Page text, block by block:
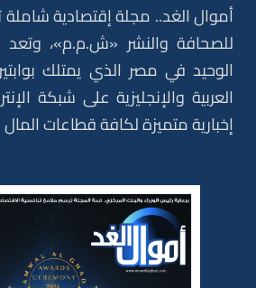
أموال الغد.. مجلة إقتصادية
للصحافة والنشر «ش.م.م»، وتعد
الوحيد في مصر الذي يمتلك بوابتين
العربية والإنجليزية على شبكة
إخبارية متميزة لكافة قطاعات